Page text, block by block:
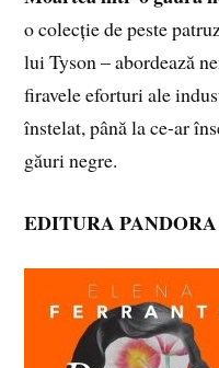
o colecție de peste
lui Tyson – abordează
firavele eforturi ale
înstelat, până la ce-ar
găuri negre.
EDITURA